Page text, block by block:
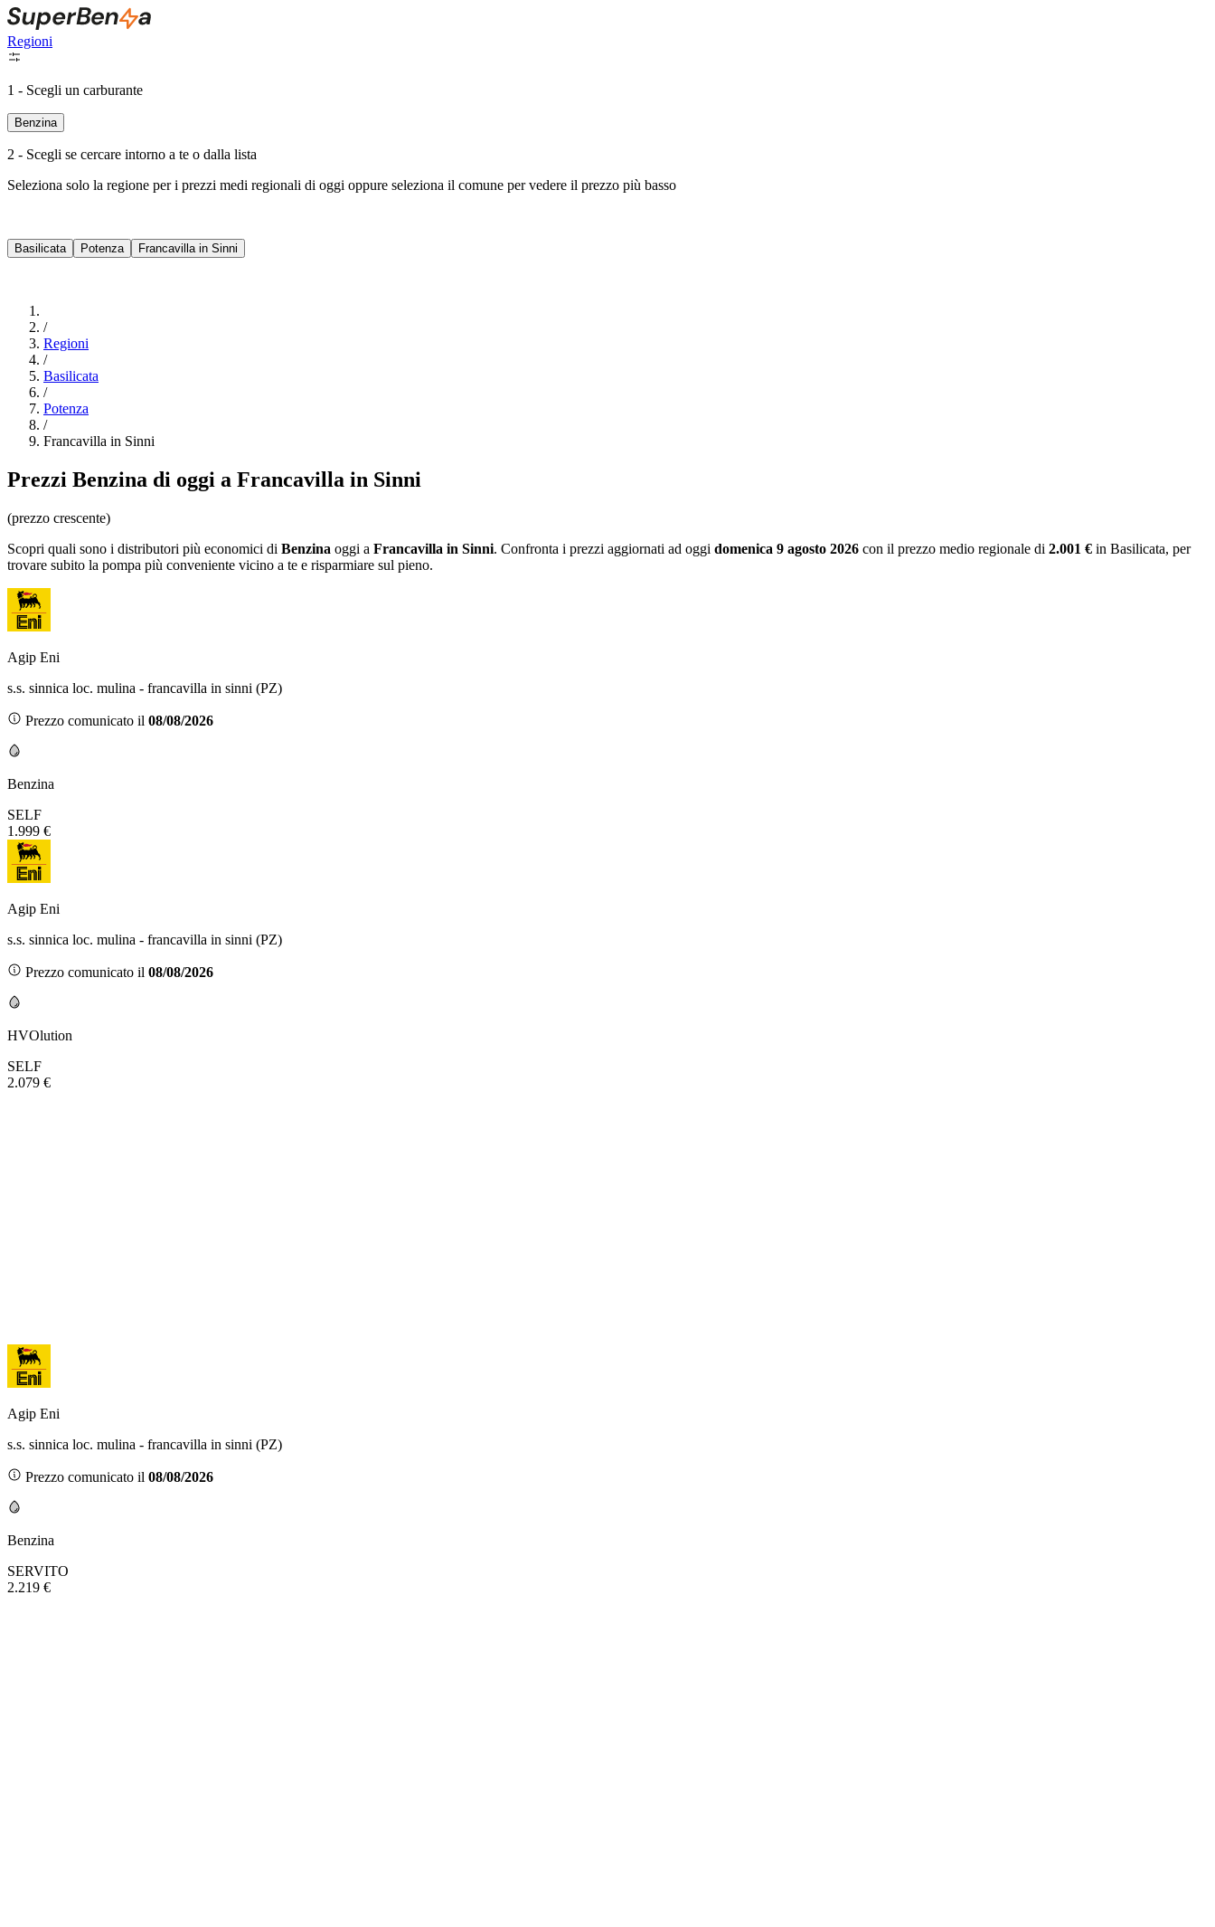
Regioni
1 - Scegli un carburante
Benzina
2 - Scegli se cercare intorno a te o dalla lista
Seleziona solo la regione per i prezzi medi regionali di oggi oppure seleziona il comune per vedere il prezzo più basso
Basilicata Potenza Francavilla in Sinni
/
Regioni
/
Basilicata
/
Potenza
/
Francavilla in Sinni
Prezzi Benzina di oggi a Francavilla in Sinni
(prezzo crescente)
Scopri quali sono i distributori più economici di Benzina oggi a Francavilla in Sinni. Confronta i prezzi aggiornati ad oggi domenica 9 agosto 2026 con il prezzo medio regionale di 2.001 € in Basilicata, per
trovare subito la pompa più conveniente vicino a te e risparmiare sul pieno.
Agip Eni
s.s. sinnica loc. mulina - francavilla in sinni (PZ)
Prezzo comunicato il 08/08/2026
Benzina
SELF
1.999 €
Agip Eni
s.s. sinnica loc. mulina - francavilla in sinni (PZ)
Prezzo comunicato il 08/08/2026
HVOlution
SELF
2.079 €
Agip Eni
s.s. sinnica loc. mulina - francavilla in sinni (PZ)
Prezzo comunicato il 08/08/2026
Benzina
SERVITO
2.219 €